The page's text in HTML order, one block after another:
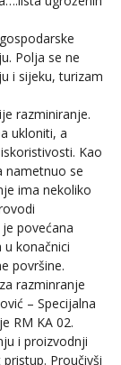
Polja se ne
i sijeku, turizam
razminiranje.
ukloniti, a
Kao
nametnuo se
ima nekoliko
povećana
konačnici
površine.
razminranje
– Specijalna
RM KA 02.
i proizvodnji
Proučivši